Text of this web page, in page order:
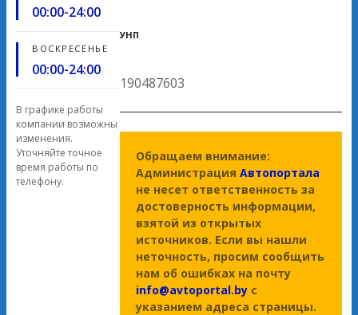
00:00-24:00
ВОСКРЕСЕНЬЕ
00:00-24:00
В графике работы
компании возможны
изменения.
Уточняйте точное
время работы по
телефону.
УНП
190487603
Обращаем внимание:
Администрация Автопортала
не несет ответственность за
достоверность информации,
взятой из открытых
источников. Если вы нашли
неточность, просим сообщить
нам об ошибках на почту
info@avtoportal.by с
указанием адреса страницы.